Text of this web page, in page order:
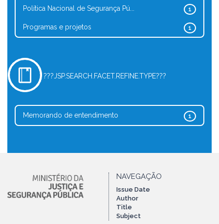
1
Política Nacional de Segurança Pú...
1
Programas e projetos
???JSP.SEARCH.FACET.REFINE.TYPE???
1
Memorando de entendimento
NAVEGAÇÃO
Issue Date
Author
Title
Subject